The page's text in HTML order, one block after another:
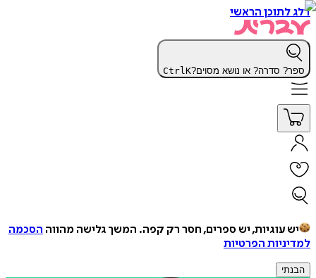
דלג לתוכן הראשי
ספר? סדרה? או נושא מסוים? CtrlK
יש עוגיות, יש ספרים, חסר רק קפה. המשך גלישה מהווה הסכמה
למדיניות הפרטיות
הבנתי